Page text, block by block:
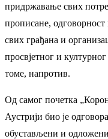
придржавање свих
прописане,
свих грађана и
просвјетног и
томе, напротив.
Од самог почетка
Аустрији био је
обустављени и